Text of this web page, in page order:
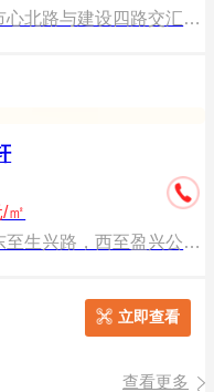
北路与建设四路交汇处东北侧
㎡
生兴路，西至盈兴公寓，北至规划振宁路
立即查看
查看更多